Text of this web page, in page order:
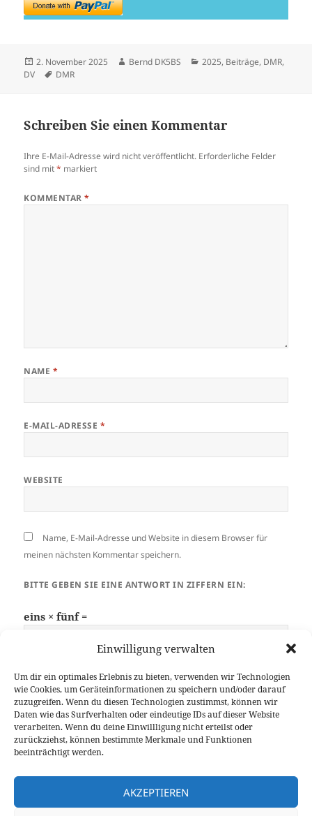
Einwilligung verwalten
Um dir ein optimales Erlebnis zu bieten, verwenden wir Technologien
wie Cookies, um Geräteinformationen zu speichern und/oder darauf
zuzugreifen. Wenn du diesen Technologien zustimmst, können wir
Daten wie das Surfverhalten oder eindeutige IDs auf dieser Website
verarbeiten. Wenn du deine Einwillligung nicht erteilst oder
zurückziehst, können bestimmte Merkmale und Funktionen
beeinträchtigt werden.
AKZEPTIEREN
Veröffentlicht
am
2. November 2025 Autor
Bernd DK5BS Kategorien
2025, Beiträge, DMR,
DV
Schlagwörter
DMR
Schreiben Sie einen Kommentar
Ihre E-Mail-Adresse wird nicht veröffentlicht. Erforderliche Felder
sind mit* markiert
KOMMENTAR*
NAME *
E-MAIL-ADRESSE *
WEBSITE
Name, E-Mail-Adresse und Website in diesem Browser für
meinen nächsten Kommentar speichern.
BITTE GEBEN SIE EINE ANTWORT IN ZIFFERN EIN:
eins × fünf =
Beitragsnavigation
WEITER